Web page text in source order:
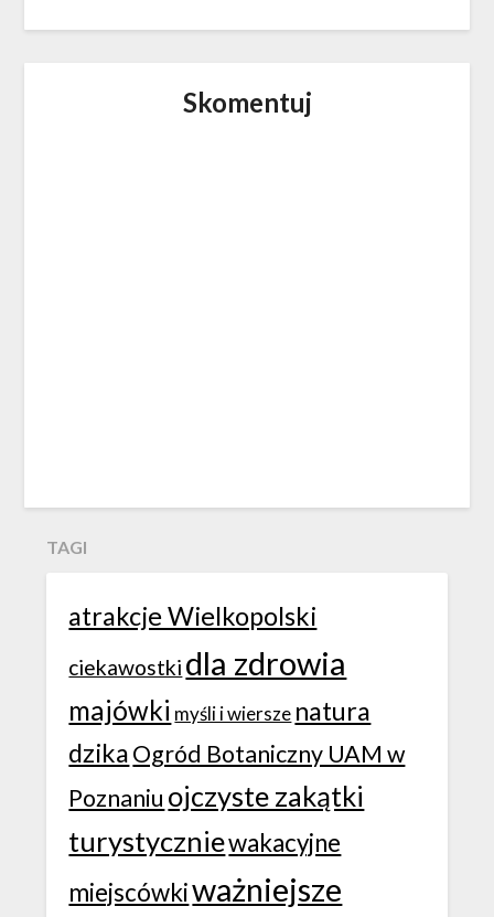
Skomentuj
TAGI
atrakcje Wielkopolski
ciekawostki dla zdrowia
majówki myśli i wiersze natura
dzikaOgród Botaniczny UAM w
Poznaniu ojczyste zakątki
turystyczniewakacyjne
miejscówkiważniejsze